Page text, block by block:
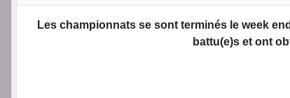
Les championnats se sont terminés le week
battu(e)s et ont